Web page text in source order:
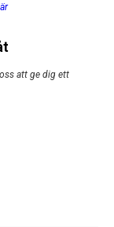
att ge dig ett